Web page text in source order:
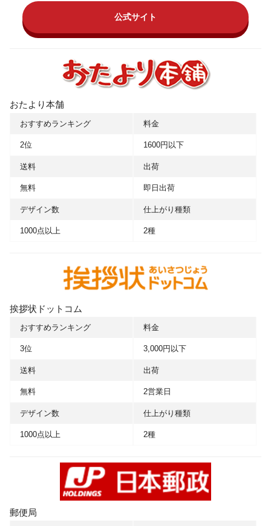
公式サイト
おたより本舗
おすすめランキング
2位
料金
1600円以下
送料
無料
出荷
即日出荷
デザイン数
1000点以上
仕上がり種類
2種
挨拶状ドットコム
おすすめランキング
3位
料金
3,000円以下
送料
無料
出荷
2営業日
デザイン数
1000点以上
仕上がり種類
2種
郵便局